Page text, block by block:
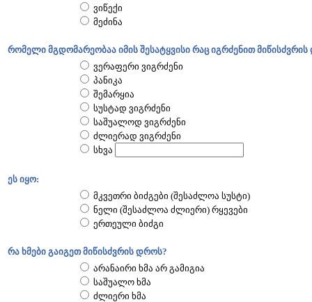
ვიწექი
მეძინა
რომელი მგდომარეობაა იმის შესატყვისი რაც იგრძენით
ვერაფერი ვიგრძენი
პანიკა
შემარყია
სუსტად ვიგრძენი
საშუალოდ ვიგრძენი
ძლიერად ვიგრძენი
სხვა
ეს იყო:
მკვეთრი ბიძგები (შესაძლოა სუსტი)
ნელი (შესაძლოა ძლიერი) რყევები
ერთეული ბიძგი
რა ხმები გაიგეთ მიწისძვრის დროს?
არანაირი ხმა არ გამიგია
საშუალო ხმა
ძლიერი ხმა